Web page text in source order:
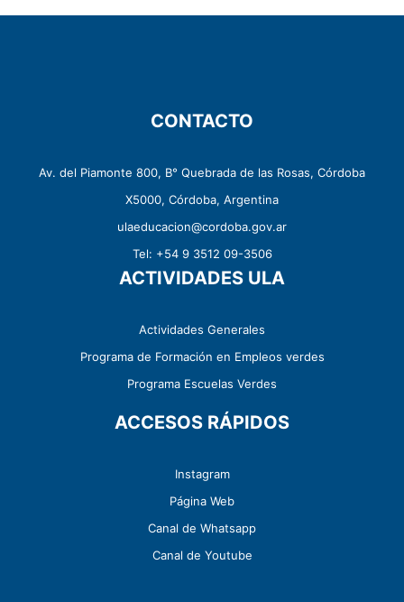
CONTACTO
Av. del Piamonte 800, B° Quebrada de las Rosas, Córdoba
X5000, Córdoba, Argentina
ulaeducacion@cordoba.gov.ar
Tel: +54 9 3512 09-3506
ACTIVIDADES ULA
Actividades Generales
Programa de Formación en Empleos verdes
Programa Escuelas Verdes
ACCESOS RÁPIDOS
Instagram
Página Web
Canal de Whatsapp
Canal de Youtube